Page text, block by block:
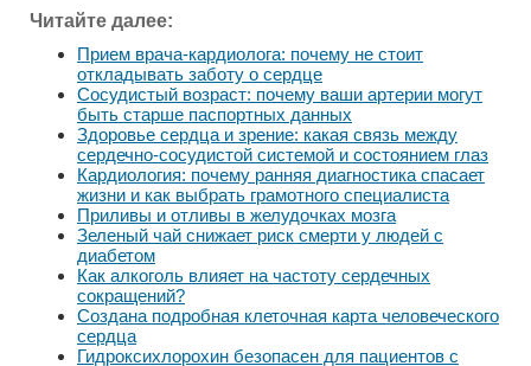
Читайте далее:
Прием врача-кардиолога: почему не стоит
откладывать заботу о сердце
Сосудистый возраст: почему ваши артерии могут
быть старше паспортных данных
Здоровье сердца и зрение: какая связь между
сердечно-сосудистой системой и состоянием глаз
Кардиология: почему ранняя диагностика спасает
жизни и как выбрать грамотного специалиста
Приливы и отливы в желудочках мозга
Зеленый чай снижает риск смерти у людей с
диабетом
Как алкоголь влияет на частоту сердечных
сокращений?
Создана подробная клеточная карта человеческого
сердца
Гидроксихлорохин безопасен для пациентов с